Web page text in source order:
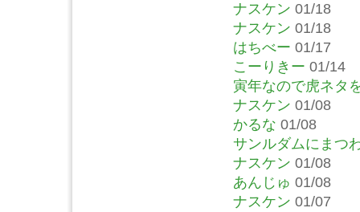
ナスケン 01/18
ナスケン 01/18
はちべー 01/17
こーりきー 01/14
寅年なので虎ネタ
ナスケン 01/08
かるな 01/08
サンルダムにまつ
ナスケン 01/08
あんじゅ 01/08
ナスケン 01/07